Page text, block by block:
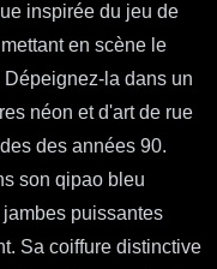
inspirée du jeu de
en scène le
la dans un
néon et d'art de rue
des années 90.
son qipao bleu
puissantes
Sa coiffure distinctive